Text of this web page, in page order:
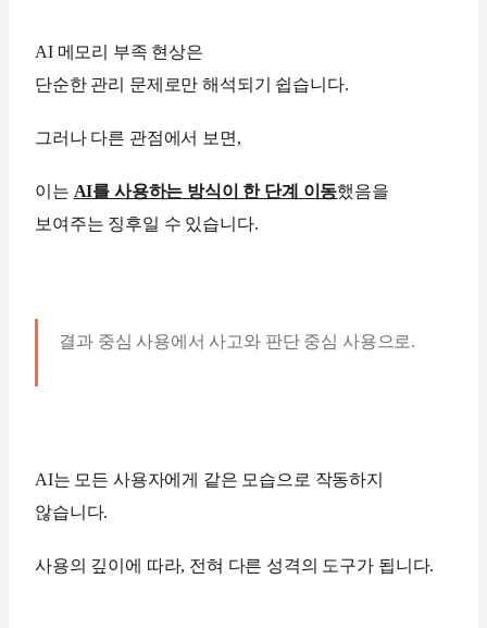
AI 메모리 부족 현상은
단순한 관리 문제로만 해석되기 쉽습니다.
그러나 다른 관점에서 보면,
이는 AI를 사용하는 방식이 한 단계 이동했음을
보여주는 징후일 수 있습니다.
결과 중심 사용에서 사고와 판단 중심 사용으로.
AI는 모든 사용자에게 같은 모습으로 작동하지
않습니다.
사용의 깊이에 따라, 전혀 다른 성격의 도구가 됩니다.